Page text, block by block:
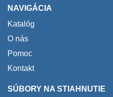
NAVIGÁCIA
Katalóg
O nás
Pomoc
Kontakt
SÚBORY NA STIAHNUTIE